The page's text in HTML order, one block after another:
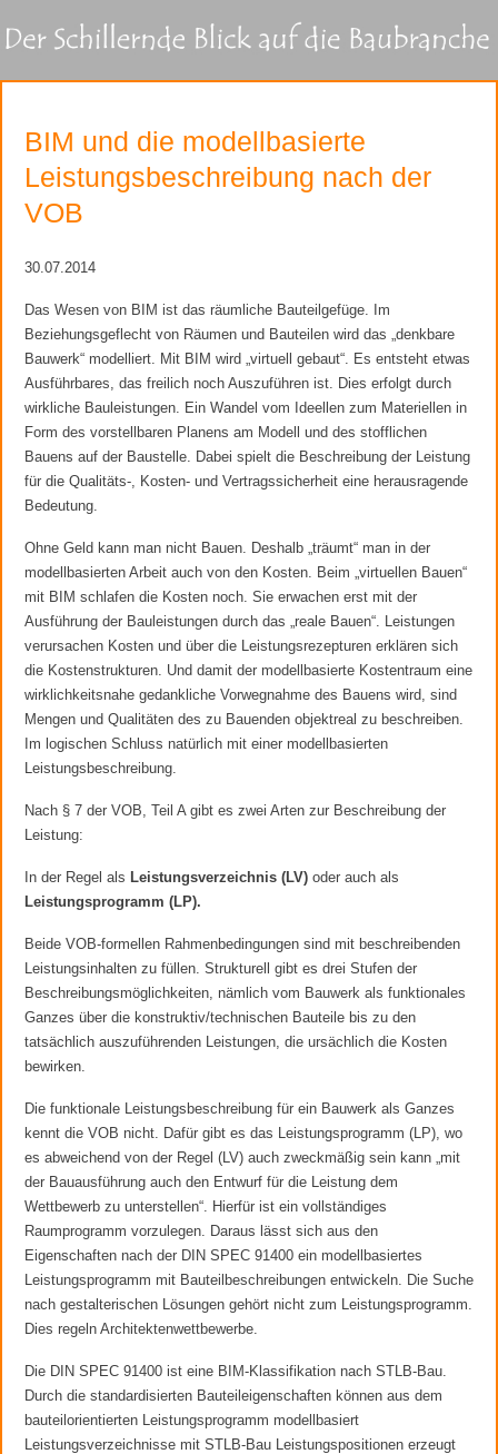
BIM und die modellbasierte
Leistungsbeschreibung nach der
VOB
30.07.2014
Das Wesen von BIM ist das räumliche Bauteilgefüge. Im
Beziehungsgeflecht von Räumen und Bauteilen wird das „denkbare
Bauwerk“ modelliert. Mit BIM wird „virtuell gebaut“. Es entsteht etwas
Ausführbares, das freilich noch Auszuführen ist. Dies erfolgt durch
wirkliche Bauleistungen. Ein Wandel vom Ideellen zum Materiellen in
Form des vorstellbaren Planens am Modell und des stofflichen
Bauens auf der Baustelle. Dabei spielt die Beschreibung der Leistung
für die Qualitäts-, Kosten- und Vertragssicherheit eine herausragende
Bedeutung.
Ohne Geld kann man nicht Bauen. Deshalb „träumt“ man in der
modellbasierten Arbeit auch von den Kosten. Beim „virtuellen Bauen“
mit BIM schlafen die Kosten noch. Sie erwachen erst mit der
Ausführung der Bauleistungen durch das „reale Bauen“. Leistungen
verursachen Kosten und über die Leistungsrezepturen erklären sich
die Kostenstrukturen. Und damit der modellbasierte Kostentraum eine
wirklichkeitsnahe gedankliche Vorwegnahme des Bauens wird, sind
Mengen und Qualitäten des zu Bauenden objektreal zu beschreiben.
Im logischen Schluss natürlich mit einer modellbasierten
Leistungsbeschreibung.
Nach § 7 der VOB, Teil A gibt es zwei Arten zur Beschreibung der
Leistung:
In der Regel als Leistungsverzeichnis (LV) oder auch als
Leistungsprogramm (LP).
Beide VOB-formellen Rahmenbedingungen sind mit beschreibenden
Leistungsinhalten zu füllen. Strukturell gibt es drei Stufen der
Beschreibungsmöglichkeiten, nämlich vom Bauwerk als funktionales
Ganzes über die konstruktiv/technischen Bauteile bis zu den
tatsächlich auszuführenden Leistungen, die ursächlich die Kosten
bewirken.
Die funktionale Leistungsbeschreibung für ein Bauwerk als Ganzes
kennt die VOB nicht. Dafür gibt es das Leistungsprogramm (LP), wo
es abweichend von der Regel (LV) auch zweckmäßig sein kann „mit
der Bauausführung auch den Entwurf für die Leistung dem
Wettbewerb zu unterstellen“. Hierfür ist ein vollständiges
Raumprogramm vorzulegen. Daraus lässt sich aus den
Eigenschaften nach der DIN SPEC 91400 ein modellbasiertes
Leistungsprogramm mit Bauteilbeschreibungen entwickeln. Die Suche
nach gestalterischen Lösungen gehört nicht zum Leistungsprogramm.
Dies regeln Architektenwettbewerbe.
Die DIN SPEC 91400 ist eine BIM-Klassifikation nach STLB-Bau.
Durch die standardisierten Bauteileigenschaften können aus dem
bauteilorientierten Leistungsprogramm modellbasiert
Leistungsverzeichnisse mit STLB-Bau Leistungspositionen erzeugt